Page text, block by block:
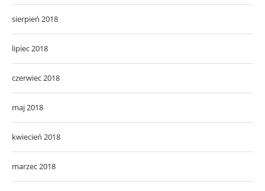
sierpień 2018
lipiec 2018
czerwiec 2018
maj 2018
kwiecień 2018
marzec 2018